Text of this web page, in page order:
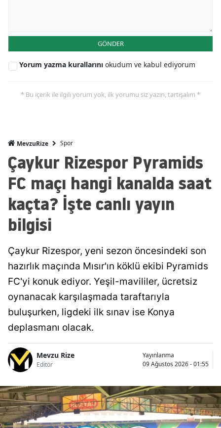
GÖNDER
Yorum yazma kurallarını okudum ve kabul ediyorum
* Bu içerik ile ilgili yorum yok, ilk yorumu siz yazın, tartışalım *
MevzuRize Spor
Çaykur Rizespor Pyramids
FC maçı hangi kanalda saat
kaçta? İşte canlı yayın
bilgisi
Çaykur Rizespor, yeni sezon öncesindeki son
hazırlık maçında Mısır'ın köklü ekibi Pyramids
FC'yi konuk ediyor. Yeşil-mavililer, ücretsiz
oynanacak karşılaşmada taraftarıyla
buluşurken, ligdeki ilk sınav ise Konya
deplasmanı olacak.
Mevzu Rize
Editör
Yayınlanma
09 Ağustos 2026 - 01:55